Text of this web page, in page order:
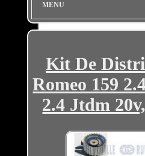
MENU
Kit De
Romeo 159
2.4 Jtdm